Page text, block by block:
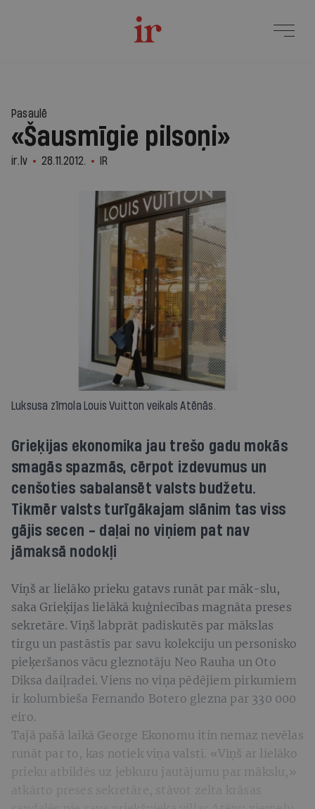
Pasaulē
«Šausmīgie pilsoņi»
ir.lv 28.11.2012. IR
Luksusa zīmola Louis Vuitton veikals Atēnās.
Grieķijas ekonomika jau trešo gadu mokās
smagās spazmās, cērpot izdevumus un
cenšoties sabalansēt valsts budžetu.
Tikmēr valsts turīgākajam slānim tas viss
gājis secen - daļai no viņiem pat nav
jāmaksā nodokļi
Viņš ar lielāko prieku gatavs runāt par māk-slu,
saka Grieķijas lielākā kuģniecības magnāta preses
sekretāre. Viņš labprāt padiskutēs par mākslas
tirgu un pastāstīs par savu kolekciju un personisko
pieķeršanos vācu gleznotāju Neo Rauha un Oto
Diksa daiļradei. Viens no viņa pēdējiem pirkumiem
ir kolumbieša Fernando Botero glezna par 330 000
eiro.
Tajā pašā laikā George Ekonomu itin nemaz nevēlas
runāt par to, kas notiek viņa valstī. «Viņš ar lielāko
prieku atbildēs uz jebkuru jautājumu par mākslu,»
atkārto preses sekretāre, stāvot zelta krāsas